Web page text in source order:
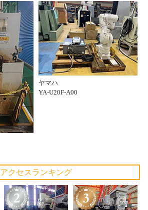
ヤマハ
YA-U20F-A00
アクセスランキング